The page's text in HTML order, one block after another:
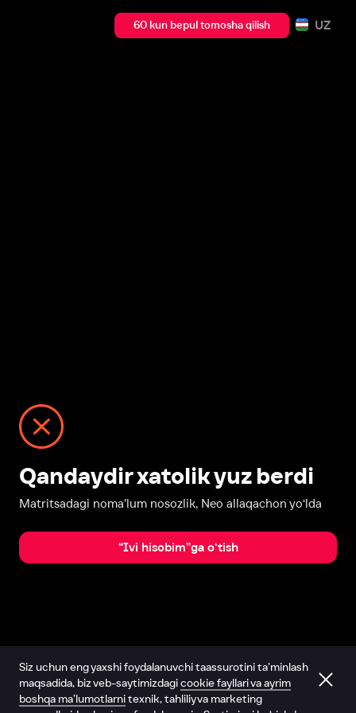
60 kun bepul tomosha qilish UZ
Qandaydir xatolik yuz berdi
Matritsadagi noma’lum nosozlik, Neo allaqachon yo‘lda
“Ivi hisobim”ga o‘tish
Siz uchun eng yaxshi foydalanuvchi taassurotini ta’minlash
maqsadida, biz veb-saytimizdagicookie fayllari va ayrim
boshqa ma’lumotlarnitexnik, tahliliy va marketing